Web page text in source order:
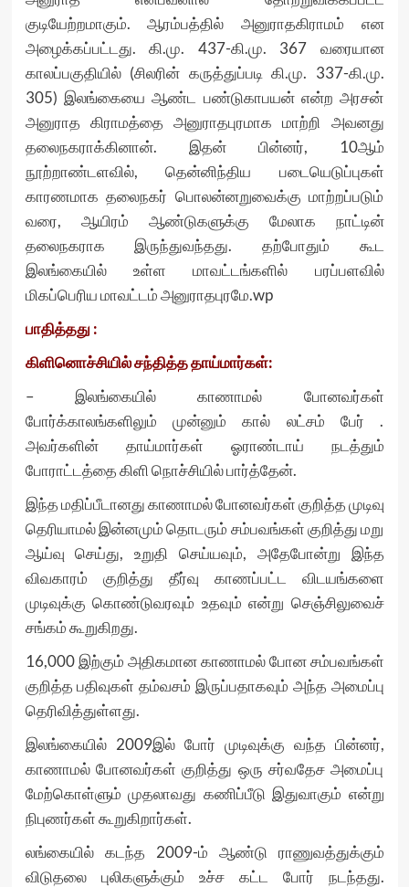
குடியேற்றமாகும். ஆரம்பத்தில் அனுராதகிராமம் என
அழைக்கப்பட்டது. கி.மு. 437-கி.மு. 367 வரையான
காலப்பகுதியில் (சிலரின் கருத்துப்படி கி.மு. 337-கி.மு.
305) இலங்கையை ஆண்ட பண்டுகாபயன் என்ற அரசன்
அனுராத கிராமத்தை அனுராதபுரமாக மாற்றி அவனது
தலைநகராக்கினான். இதன் பின்னர், 10ஆம்
நூற்றாண்டளவில், தென்னிந்திய படையெடுப்புகள்
காரணமாக தலைநகர் பொலன்னறுவைக்கு மாற்றப்படும்
வரை, ஆயிரம் ஆண்டுகளுக்கு மேலாக நாட்டின்
தலைநகராக இருந்துவந்தது. தற்போதும் கூட
இலங்கையில் உள்ள மாவட்டங்களில் பரப்பளவில்
மிகப்பெரிய மாவட்டம் அனுராதபுரமே.wp
பாதித்தது :
கிளினொச்சியில் சந்தித்த தாய்மார்கள்:
– இலங்கையில் காணாமல் போனவர்கள்
போர்க்காலங்களிலும் முன்னும் கால் லட்சம் பேர் .
அவர்களின் தாய்மார்கள் ஓராண்டாய் நடத்தும்
போராட்டத்தை கிளி நொச்சியில் பார்த்தேன்.
இந்த மதிப்பீடானது காணாமல் போனவர்கள் குறித்த முடிவு
தெரியாமல் இன்னமும் தொடரும் சம்பவங்கள் குறித்து மறு
ஆய்வு செய்து, உறுதி செய்யவும், அதேபோன்று இந்த
விவகாரம் குறித்து தீர்வு காணப்பட்ட விடயங்களை
முடிவுக்கு கொண்டுவரவும் உதவும் என்று செஞ்சிலுவைச்
சங்கம் கூறுகிறது.
16,000 இற்கும் அதிகமான காணாமல் போன சம்பவங்கள்
குறித்த பதிவுகள் தம்வசம் இருப்பதாகவும் அந்த அமைப்பு
தெரிவித்துள்ளது.
இலங்கையில் 2009இல் போர் முடிவுக்கு வந்த பின்னர்,
காணாமல் போனவர்கள் குறித்து ஒரு சர்வதேச அமைப்பு
மேற்கொள்ளும் முதலாவது கணிப்பீடு இதுவாகும் என்று
நிபுணர்கள் கூறுகிறார்கள்.
லங்கையில் கடந்த 2009-ம் ஆண்டு ராணுவத்துக்கும்
விடுதலை புலிகளுக்கும் உச்ச கட்ட போர் நடந்தது.